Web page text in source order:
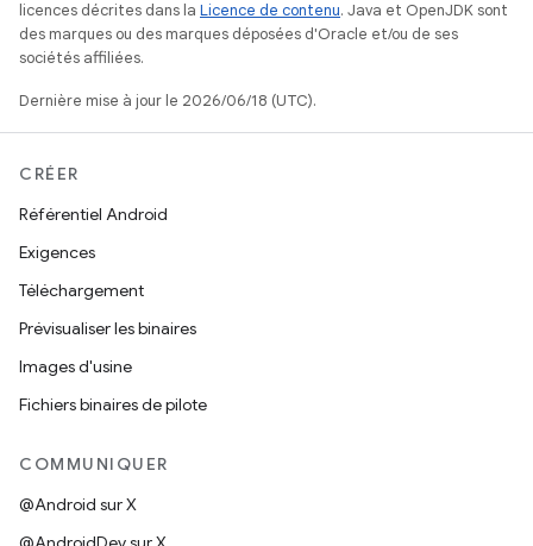
licences décrites dans la Licence de contenu. Java et OpenJDK sont
des marques ou des marques déposées d'Oracle et/ou de ses
sociétés affiliées.
Dernière mise à jour le 2026/06/18 (UTC).
CRÉER
Référentiel Android
Exigences
Téléchargement
Prévisualiser les binaires
Images d'usine
Fichiers binaires de pilote
COMMUNIQUER
@Android sur X